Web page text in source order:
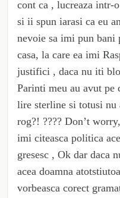
cont ca , lucreaza intr-
si ii spun iarasi ca eu
nevoie sa imi pun bani
casa, la care ea imi
justifici , daca nu iti
Parinti meu au avut pe
lire sterline si totusi
rog?! ???? Don’t
imi citeasca politica
gresesc , Ok dar daca
acea doamna
vorbeasca corect